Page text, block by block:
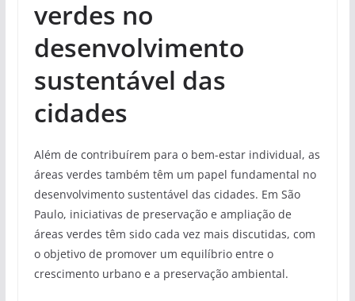
verdes no
desenvolvimento
sustentável das
cidades
Além de contribuírem para o bem-estar individual, as
áreas verdes também têm um papel fundamental no
desenvolvimento sustentável das cidades. Em São
Paulo, iniciativas de preservação e ampliação de
áreas verdes têm sido cada vez mais discutidas, com
o objetivo de promover um equilíbrio entre o
crescimento urbano e a preservação ambiental.